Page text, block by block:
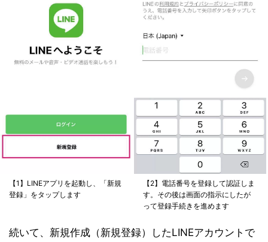
【1】LINEアプリを起動し、「新規
登録」をタップします
【2】電話番号を登録して認証しま
す。その後は画面の指示にしたが
って登録手続きを進めます
続いて、新規作成（新規登録）したLINEアカウントで